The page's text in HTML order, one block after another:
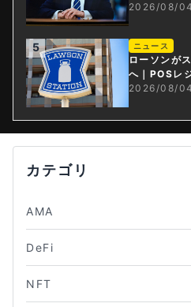
2026/08/04
5 ニュース
ローソンが
へ｜POSレ
2026/08/04
カテゴリ
AMA
DeFi
NFT